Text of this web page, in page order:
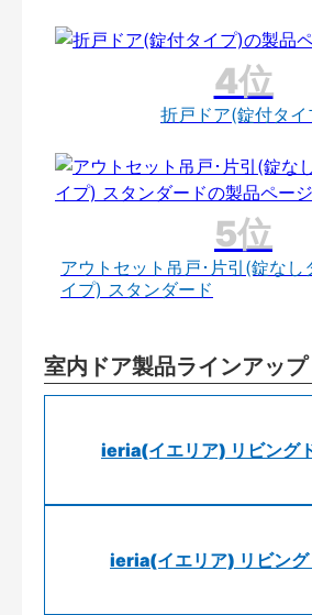
折戸ドア(錠付タイ
アウトセット吊戸･片引(錠なし
イプ) スタンダード
室内ドア製品ラインアップ
ieria(イエリア) リビング
ieria(イエリア) リビング